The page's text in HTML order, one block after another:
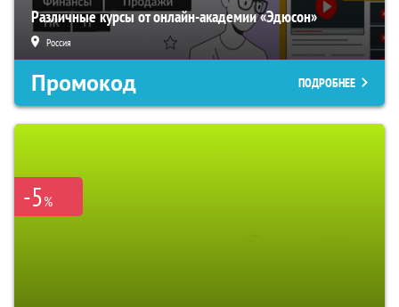
Различные курсы от онлайн-академии «Эдюсон»
Россия
Промокод ПОДРОБНЕЕ
-5%